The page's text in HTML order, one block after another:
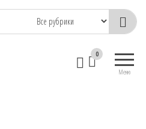
Меню
0